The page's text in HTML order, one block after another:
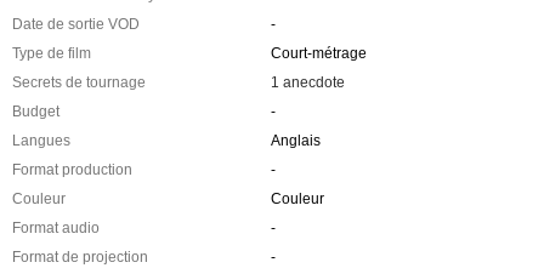
Date de sortie VOD
-
Type de film
Court-métrage
Secrets de tournage
1 anecdote
Budget
-
Langues
Anglais
Format production
-
Couleur
Couleur
Format audio
-
Format de projection
-